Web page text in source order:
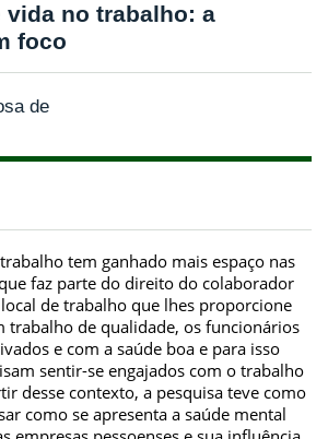
vida no trabalho: a
foco
de
tem ganhado mais espaço nas
faz parte do direito do colaborador
de trabalho que lhes proporcione
trabalho de qualidade, os funcionários
e com a saúde boa e para isso
sentir-se engajados com o trabalho
desse contexto, a pesquisa teve como
como se apresenta a saúde mental